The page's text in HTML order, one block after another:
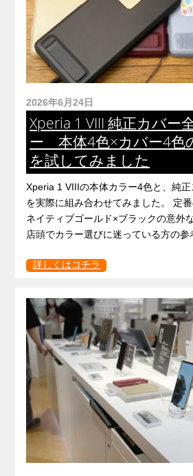
2026年6月24日
Xperia 1 VIII 純正カバー
ー 本体4色×カバー4色
を試してみました
Xperia 1 VIIIの本体カラー4色と、純
を実際に組み合わせてみました。 定番
ネイティブゴールド×ブラックの意外
店頭でカラー選びに迷っている方の
詳しくはコチラ